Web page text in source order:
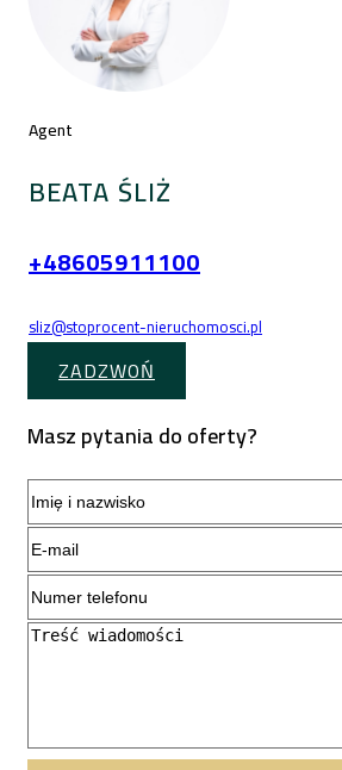
Agent
BEATA ŚLIŻ
+48605911100
sliz@stoprocent-nieruchomosci.pl
ZADZWOŃ
Masz pytania do oferty?